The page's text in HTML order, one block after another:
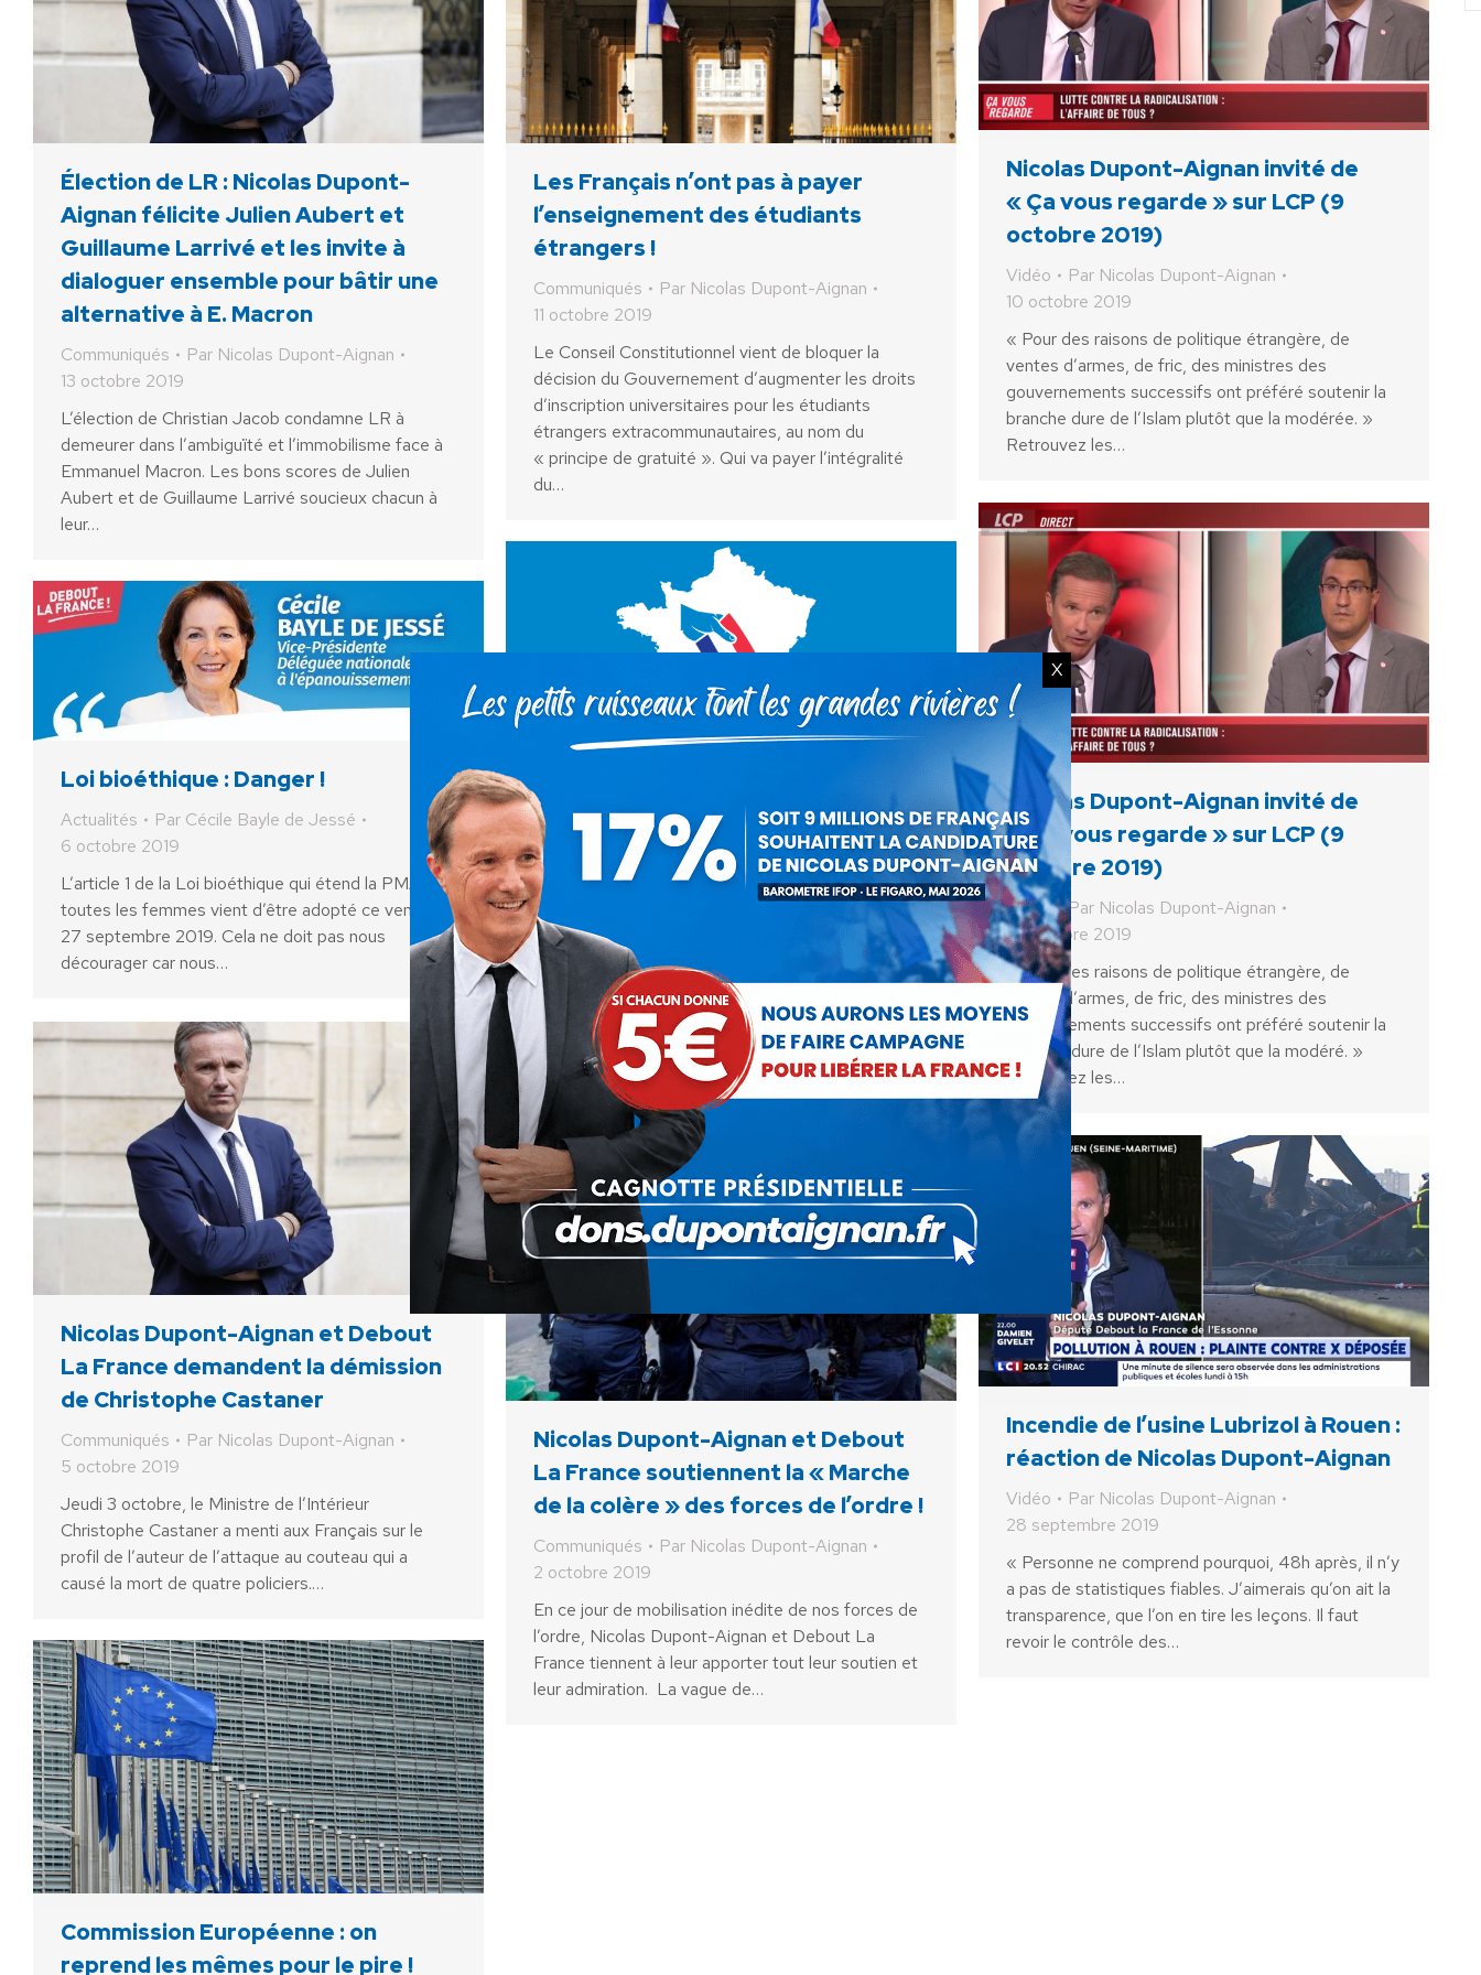
Élection de LR : Nicolas Dupont-
Aignan félicite Julien Aubert et
Guillaume Larrivé et les invite à
dialoguer ensemble pour bâtir une
alternative à E. Macron
Communiqués Par Nicolas Dupont-Aignan
13 octobre 2019
L’élection de Christian Jacob condamne LR à
demeurer dans l’ambiguïté et l’immobilisme face à
Emmanuel Macron. Les bons scores de Julien
Aubert et de Guillaume Larrivé soucieux chacun à
leur…
Les Français n’ont pas à payer
l’enseignement des étudiants
étrangers !
Communiqués Par Nicolas Dupont-Aignan
11 octobre 2019
Le Conseil Constitutionnel vient de bloquer la
décision du Gouvernement d’augmenter les droits
d’inscription universitaires pour les étudiants
étrangers extracommunautaires, au nom du
« principe de gratuité ». Qui va payer l’intégralité
du…
Nicolas Dupont-Aignan invité de
« Ça vous regarde » sur LCP (9
octobre 2019)
Vidéo Par Nicolas Dupont-Aignan
10 octobre 2019
« Pour des raisons de politique étrangère, de
ventes d’armes, de fric, des ministres des
gouvernements successifs ont préféré soutenir la
branche dure de l’Islam plutôt que la modérée. »
Retrouvez les…
Nicolas Dupont-Aignan invité de
« Ça vous regarde » sur LCP (9
octobre 2019)
Vidéo Par Nicolas Dupont-Aignan
10 octobre 2019
« Pour des raisons de politique étrangère, de
ventes d’armes, de fric, des ministres des
gouvernements successifs ont préféré soutenir la
branche dure de l’Islam plutôt que la modéré. »
Retrouvez les…
Débat sur l’immigration : assez du
blabla, exigeons des actes !
Communiqués Par Nicolas Dupont-Aignan
7 octobre 2019
A l’image du « grand débat » d’Emmanuel Macron,
le débat sans vote qui se tiendra aujourd’hui à
l’Assemblée Nationale ne sera qu’une nouvelle
opération médiatique visant à dissimuler l’absence
d’actes du…
Loi bioéthique : Danger !
Actualités Par Cécile Bayle de Jessé
6 octobre 2019
L’article 1 de la Loi bioéthique qui étend la PMA à
toutes les femmes vient d’être adopté ce vendredi
27 septembre 2019. Cela ne doit pas nous
décourager car nous…
Nicolas Dupont-Aignan et Debout
La France demandent la démission
de Christophe Castaner
Communiqués Par Nicolas Dupont-Aignan
5 octobre 2019
Jeudi 3 octobre, le Ministre de l’Intérieur
Christophe Castaner a menti aux Français sur le
profil de l’auteur de l’attaque au couteau qui a
causé la mort de quatre policiers.…
Nicolas Dupont-Aignan et Debout
La France soutiennent la « Marche
de la colère » des forces de l’ordre !
Communiqués Par Nicolas Dupont-Aignan
2 octobre 2019
En ce jour de mobilisation inédite de nos forces de
l’ordre, Nicolas Dupont-Aignan et Debout La
France tiennent à leur apporter tout leur soutien et
leur admiration. La vague de…
Incendie de l’usine Lubrizol à Rouen :
réaction de Nicolas Dupont-Aignan
Vidéo Par Nicolas Dupont-Aignan
28 septembre 2019
« Personne ne comprend pourquoi, 48h après, il n’y
a pas de statistiques fiables. J’aimerais qu’on ait la
transparence, que l’on en tire les leçons. Il faut
revoir le contrôle des…
Commission Européenne : on
reprend les mêmes pour le pire !
X